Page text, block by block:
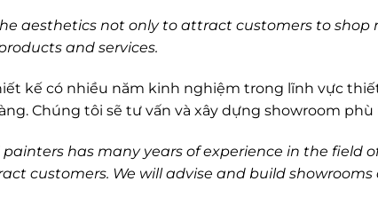
aesthetics not only to attract customers to shop
and services.
kế có nhiều năm kinh nghiệm trong lĩnh vực
Chúng tôi sẽ tư vấn và xây dựng showroom
has many years of experience in the field
customers. We will advise and build